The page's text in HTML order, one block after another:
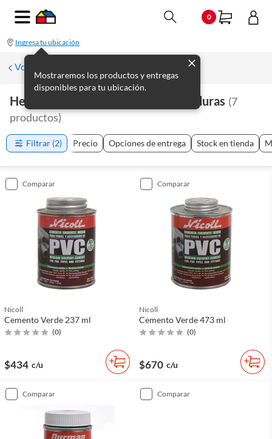
0
Ingresa tu ubicación
Mostraremos los productos y entregas
disponibles para tu ubicación.
Volver a Plomería
Herramientas De Plomería Y Soldaduras (7
productos)
Filtrar (2) Precio Opciones de entrega Stock en tienda
comparar
Nicoll
Cemento Verde 237 ml
(0)
$434 c/u
comparar
Nicoll
Cemento Verde 473 ml
(0)
$670 c/u
comparar comparar